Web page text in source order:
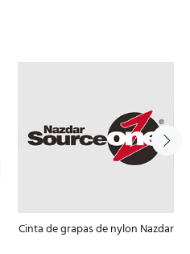
Cinta de grapas de nylon Nazdar